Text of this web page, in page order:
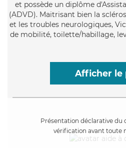
et possède un diplôme
(ADVD). Maitrisant bien la
et les troubles neurologiques,
de mobilité, toilette/habillage,
Afficher le
Présentation déclarative du
vérification avant toute